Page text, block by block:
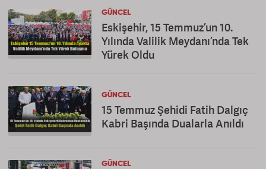
GÜNCEL
Eskişehir, 15 Temmuz’un 10.
Yılında Valilik Meydanı’nda Tek
Yürek Oldu
GÜNCEL
15 Temmuz Şehidi Fatih Dalgıç
Kabri Başında Dualarla Anıldı
GÜNCEL